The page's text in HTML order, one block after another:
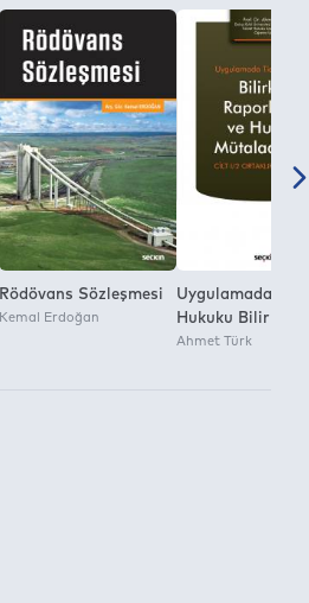
Rödövans Sözleşmesi
Kemal Erdoğan
Uygulamada
Hukuku Bilirkişi
Raporlarım ve
Ahmet Türk